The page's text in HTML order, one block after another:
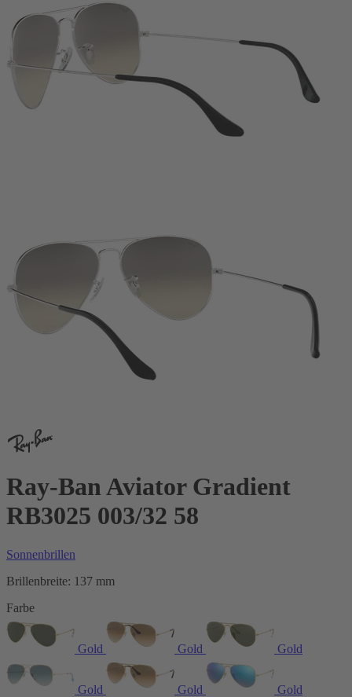
Ray-Ban Aviator Gradient
RB3025 003/32 58
Sonnenbrillen
Brillenbreite: 137 mm
Farbe
Gold Gold Gold
Gold Gold Gold